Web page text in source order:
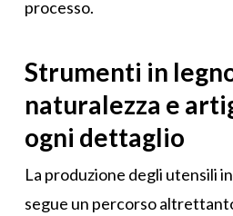
processo.
Strumenti in
naturalezza e
ogni dettaglio
La produzione degli utensili
segue un percorso